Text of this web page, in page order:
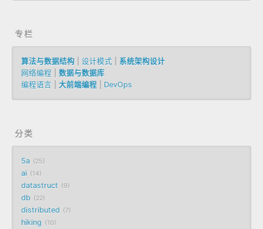
专栏
算法与数据结构 设计模式
系统架构设计
网络编程
数据与数据库
编程语言
大前端编程 DevOps
分类
5a 25
ai 14
datastruct 9
db 22
distributed 7
hiking 10